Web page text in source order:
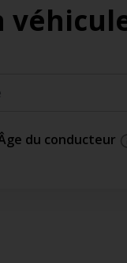
conducteur
du conducteur